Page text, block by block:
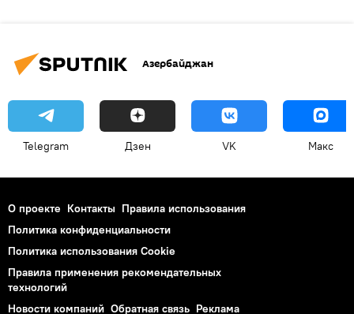
Азербайджан
Telegram Дзен VK Макс
О проекте Контакты Правила использования
Политика конфиденциальности
Политика использования Cookie
Правила применения рекомендательных
технологий
Новости компаний Обратная связь Реклама